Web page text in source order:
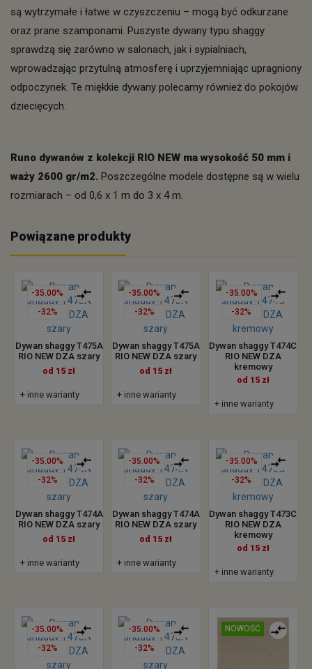
są wytrzymałe i łatwe w czyszczeniu – mogą być odkurzane
oraz prane szamponami. Puszyste dywany typu shaggy
sprawdzą się zarówno w salonach, jak i sypialniach,
wprowadzając przytulną atmosferę i uprzyjemniając upragniony
odpoczynek. Te miękkie dywany polecamy również do pokojów
dziecięcych.
Runo dywanów z kolekcji RIO NEW ma wysokość 50 mm i
waży 2600 gr/m2. Poszczególne modele dostępne są w wielu
rozmiarach – od 0,6 x 1 m do 3 x 4 m.
Powiązane produkty
-35.00%
-32%
Dywan shaggy T475A
RIO NEW DZA szary
od 15 zł
+ inne warianty
-35.00%
-32%
Dywan shaggy T475A
RIO NEW DZA szary
od 15 zł
+ inne warianty
-35.00%
-32%
Dywan shaggy T474C
RIO NEW DZA
kremowy
od 15 zł
+ inne warianty
-35.00%
-32%
Dywan shaggy T474A
RIO NEW DZA szary
od 15 zł
+ inne warianty
-35.00%
-32%
Dywan shaggy T474A
RIO NEW DZA szary
od 15 zł
+ inne warianty
-35.00%
-32%
Dywan shaggy T473C
RIO NEW DZA
kremowy
od 15 zł
+ inne warianty
-35.00%
-32%
-35.00%
-32%
NOWOŚĆ